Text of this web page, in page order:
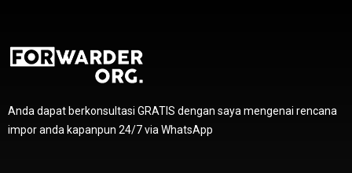
Anda dapat berkonsultasi GRATIS dengan saya mengenai rencana
impor anda kapanpun 24/7 via WhatsApp